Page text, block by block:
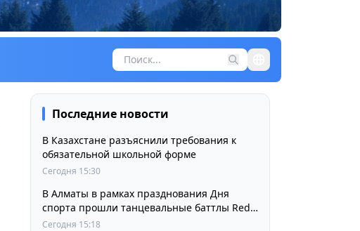
Последние новости
В Казахстане разъяснили требования к
обязательной школьной форме
Сегодня 15:30
В Алматы в рамках празднования Дня
спорта прошли танцевальные баттлы Red
Bull Dance Your Style
Сегодня 15:18